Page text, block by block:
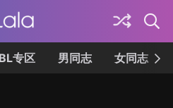
BL专区 男同志 女同志